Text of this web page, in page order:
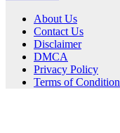
About Us
Contact Us
Disclaimer
DMCA
Privacy Policy
Terms of Condition